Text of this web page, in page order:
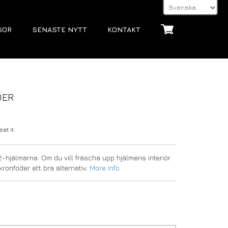
SENASTE NYTT KONTAKT
it.
hjälmarna. Om du vill fräscha upp hjälmens interiör
ett bra alternativ. More Info